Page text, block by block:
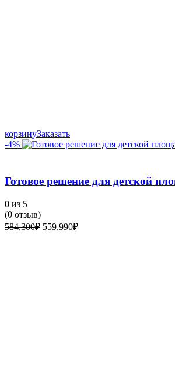
корзинуЗаказать
-4%
Готовое решение для детской
0 из 5
(0 отзыв)
584,300₽ Первоначальная
559,990₽Текущая